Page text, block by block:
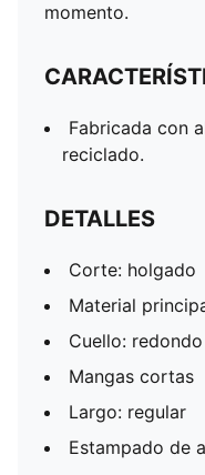
momento.
Fabricada con
reciclado.
DETALLES
Corte: holgado
Material
Cuello: redondo
Mangas cortas
Largo: regular
Estampado de